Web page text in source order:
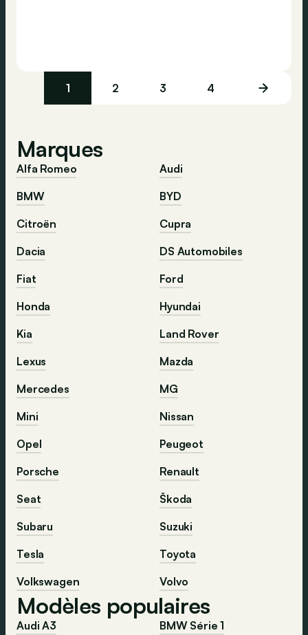
1 2 3 4
Marques
Alfa Romeo
Audi
BMW
BYD
Citroën
Cupra
Dacia
DS Automobiles
Fiat
Ford
Honda
Hyundai
Kia
Land Rover
Lexus
Mazda
Mercedes
MG
Mini
Nissan
Opel
Peugeot
Porsche
Renault
Seat
Škoda
Subaru
Suzuki
Tesla
Toyota
Volkswagen
Volvo
Modèles populaires
Audi A3
BMW Série 1